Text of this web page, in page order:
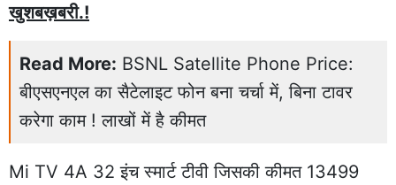
खुशबख़बरी.!
Read More: BSNL Satellite Phone Price:
बीएसएनएल का सैटेलाइट फोन बना चर्चा में, बिना टावर
करेगा काम ! लाखों में है कीमत
Mi TV 4A 32 इंच स्मार्ट टीवी जिसकी कीमत 13499